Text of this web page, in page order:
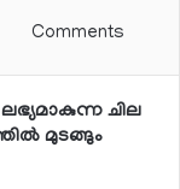
Comments
ചില
മുടങ്ങും